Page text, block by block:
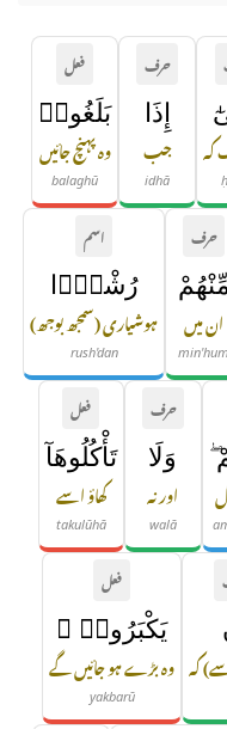
کہ
حرف
إِذَا
جب
idhā
فعل
بَلَغُوا۟
وہ پہنچ جائیں
balaghū
حرف
مِّنْهُمْ
ان میں
min'hum
اسم
رُشْدًۭا
ہوشیاری (سمجھ بوجھ)
rush'dan
حرف
وَلَا
اور نہ
walā
فعل
تَأْكُلُوهَآ
کھاؤ اسے
takulūhā
کہ
فعل
يَكْبَرُوا۟ ۚ
وہ بڑے ہو جائیں گے
yakbarū